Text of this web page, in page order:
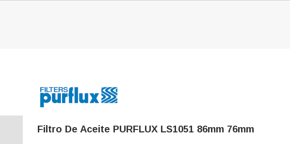
Filtro De Aceite PURFLUX LS1051 86mm 76mm